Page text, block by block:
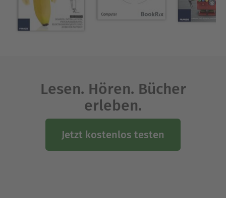
Lesen. Hören. Bücher
erleben.
Jetzt kostenlos testen